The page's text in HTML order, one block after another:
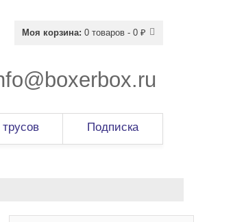
Моя корзина: 0 товаров - 0 ₽
Подписка